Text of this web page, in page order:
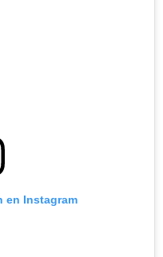
en Instagram